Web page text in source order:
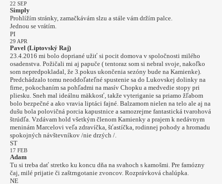
22 SEP
Simply
Prohlížím stránky, zamačkávám slzu a stále vám držím palce.
Jednou se vrátím.
PI
29 APR
Pavel (Liptovský Raj)
23.4.2016 mi bolo dopriané užiť si pocit domova v spoločnosti milého
osadenstva. Požičali mi aj papuče ( tentoraz som si nebral svoje, nakoľko
som nepredpokladal, že 3.pokus ukončenia sezóny bude na Kamienke).
Predchádzalo tomu neoddoľateľné spustenie sa do Lukovskej dolinky na
firne, pokochaním sa pohľadmi na masív Chopku a medvedie stopy pri
pliesku. Sneh mal ideálnu mäkkosť, takže vyteriganie sa priamo žľabom
bolo bezpečné a ako vravia liptáci fajné. Balzamom nielen na telo ale aj na
dušu bola polovičná porcia kapustnice a samozrejme fantastická tvarohová
štrúdľa. Vzdávam hold všetkým členom Kamienky a prajem k nedávnym
meninám Marcelovi veľa zdravíčka, šťastíčka, rodinnej pohody a hromadu
spokojných návštevníkov /nie drzých /.
ST
17 FEB
Adam
Tu si treba dať stretko ku koncu dňa na svahoch s kamošmi. Pre famózny
čaj, milé prijatie či zaštrngotanie zvoncov. Rozprávková chalúpka.
NE